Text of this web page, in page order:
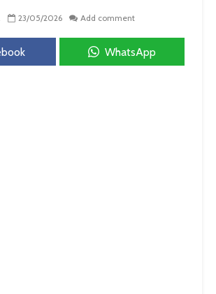
23/05/2026 Add comment
WhatsApp